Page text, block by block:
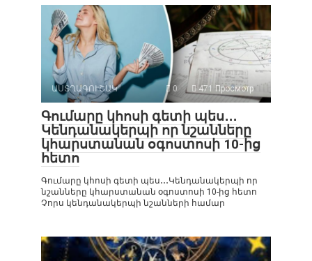
ԱՍՏՂԱԳՈՒՇԱԿ 0 471 Просмотр
Գումարը կհոսի գետի պես․․․
Կենդանակերպի որ նշանները
կհարստանան օգոստոսի 10-ից
հետո
Գումարը կհոսի գետի պես․․․Կենդանակերպի որ
նշանները կհարստանան օգոստոսի 10-ից հետո
Չորս կենդանակերպի նշանների համար